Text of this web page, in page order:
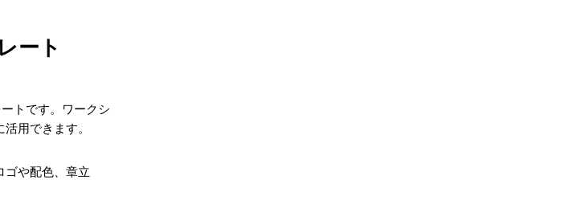
ート
トです。ワークシ
用できます。
ゴや配色、章立